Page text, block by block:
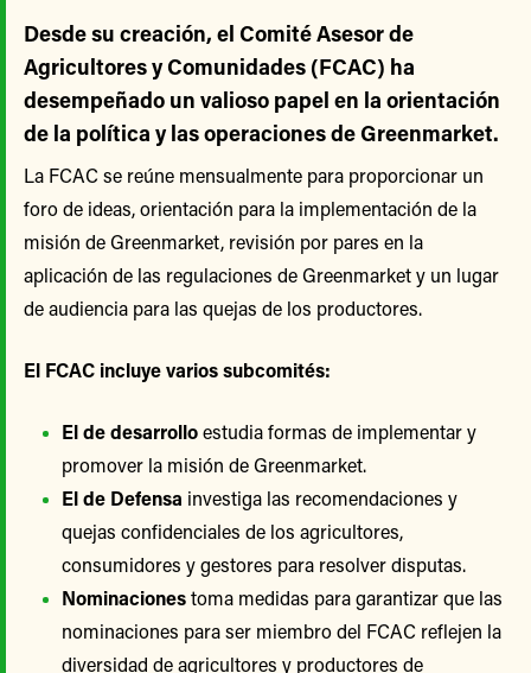
Desde su creación, el Comité Asesor de
Agricultores y Comunidades (FCAC) ha
desempeñado un valioso papel en la orientación
de la política y las operaciones de Greenmarket.
La FCAC se reúne mensualmente para proporcionar un
foro de ideas, orientación para la implementación de la
misión de Greenmarket, revisión por pares en la
aplicación de las regulaciones de Greenmarket y un lugar
de audiencia para las quejas de los productores.
El FCAC incluye varios subcomités:
El de desarrolloestudia formas de implementar y
promover la misión de Greenmarket.
El de Defensa investiga las recomendaciones y
quejas confidenciales de los agricultores,
consumidores y gestores para resolver disputas.
Nominacionestoma medidas para garantizar que las
nominaciones para ser miembro del FCAC reflejen la
diversidad de agricultores y productores de